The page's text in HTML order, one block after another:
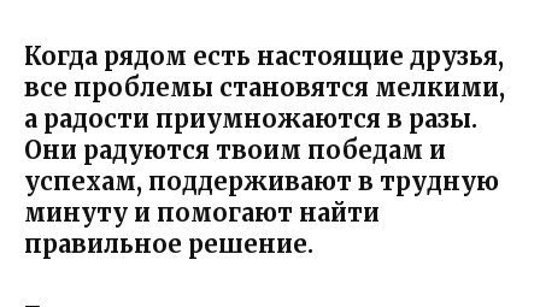
Когда рядом есть настоящие друзья,
все проблемы становятся мелкими,
а радости приумножаются в разы.
Они радуются твоим победам и
успехам, поддерживают в трудную
минуту и помогают найти
правильное решение.